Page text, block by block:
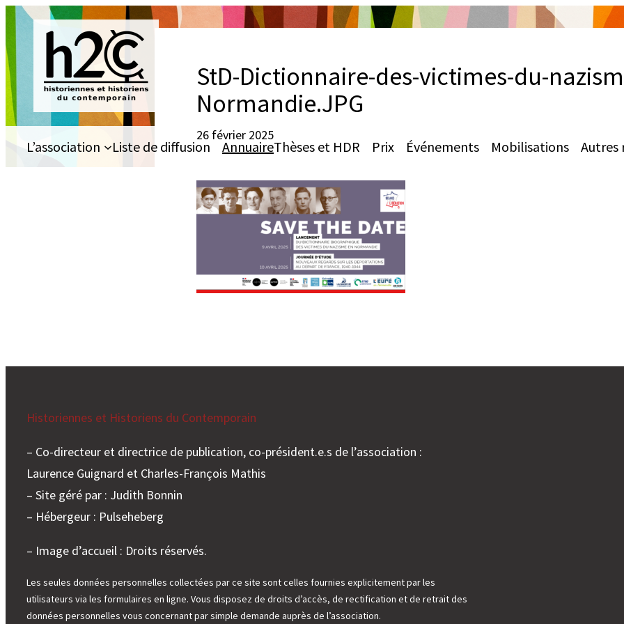
Aller
au
contenu
L’association Liste de diffusion AnnuaireThèses et HDR Prix Événements Mobilisations Autres
StD-Dictionnaire-des-victimes-du-
Normandie.JPG
26 février 2025
Historiennes et Historiens du Contemporain
– Co-directeur et directrice de publication, co-président.e.s de l’association :
Laurence Guignard et Charles-François Mathis
– Site géré par : Judith Bonnin
– Hébergeur : Pulseheberg
– Image d’accueil : Droits réservés.
Les seules données personnelles collectées par ce site sont celles fournies explicitement par les
utilisateurs via les formulaires en ligne. Vous disposez de droits d’accès, de rectification et de retrait des
données personnelles vous concernant par simple demande auprès de l’association.